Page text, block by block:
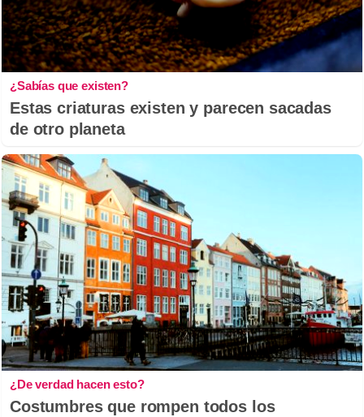
¿Sabías que existen?
Estas criaturas existen y parecen sacadas
de otro planeta
¿De verdad hacen esto?
Costumbres que rompen todos los